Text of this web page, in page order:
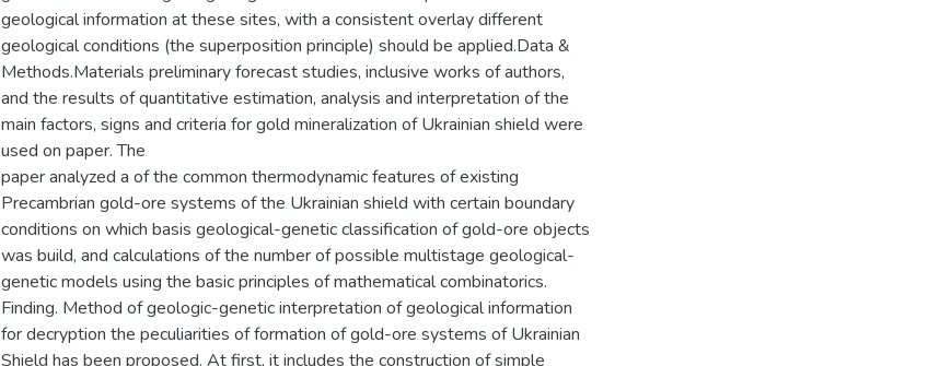
geological information at these sites, with a consistent overlay different
geological conditions (the superposition principle) should be applied.Data &
Methods.Materials preliminary forecast studies, inclusive works of authors,
and the results of quantitative estimation, analysis and interpretation of the
main factors, signs and criteria for gold mineralization of Ukrainian shield were
used on paper. The
paper analyzed a of the common thermodynamic features of existing
Precambrian gold-ore systems of the Ukrainian shield with certain boundary
conditions on which basis geological-genetic classification of gold-ore objects
was build, and calculations of the number of possible multistage geological-
genetic models using the basic principles of mathematical combinatorics.
Finding. Method of geologic-genetic interpretation of geological information
for decryption the peculiarities of formation of gold-ore systems of Ukrainian
Shield has been proposed. At first, it includes the construction of simple